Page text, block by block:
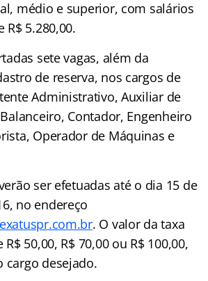
médio e superior, com salários
R$ 5.280,00.
sete vagas, além da
de reserva, nos cargos de
Administrativo, Auxiliar de
Contador, Engenheiro
Operador de Máquinas e
ser efetuadas até o dia 15 de
no endereço
. O valor da taxa
50,00, R$ 70,00 ou R$ 100,00,
cargo desejado.